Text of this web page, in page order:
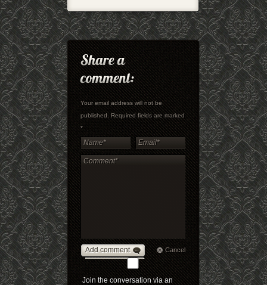
Your email address will not be
published. Required fields are marked
*
Add comment Cancel
Join the conversation via an